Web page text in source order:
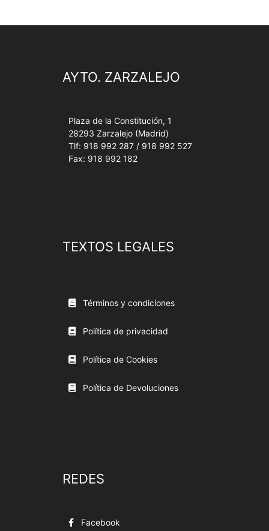
AYTO. ZARZALEJO
Plaza de la Constitución, 1
28293 Zarzalejo (Madrid)
Tlf: 918 992 287 / 918 992 527
Fax: 918 992 182
TEXTOS LEGALES
Términos y condiciones
Política de privacidad
Política de Cookies
Política de Devoluciones
REDES
Facebook